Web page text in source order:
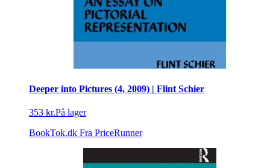
Deeper into Pictures (4, 2009) | Flint Schier
353 kr.På lager
BookTok.dk Fra PriceRunner